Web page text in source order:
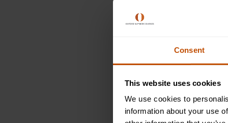
Consent
This website uses cookies
We use cookies to
information about your use